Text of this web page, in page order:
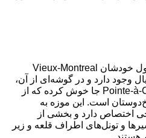
در منطقهٔ مونترال قدیم یا به قول خودشان Vieux-Montreal
وجود دارد و در گوشه‌ای از آن،
موزه‌ای قدیمی به اسم Pointe-à-Callière جا خوش کرده که از
است. این موزه به
اختصاص دارد و بخشی از
و تونل‌های اطراف قلعه و زیر